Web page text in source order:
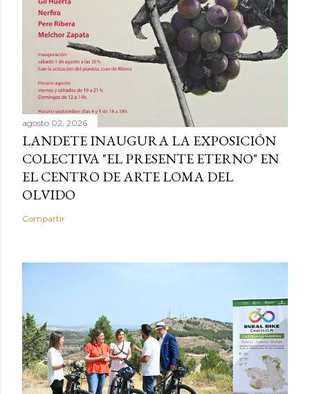
agosto 02, 2026
LANDETE INAUGURA LA EXPOSICIÓN
COLECTIVA "EL PRESENTE ETERNO" EN
EL CENTRO DE ARTE LOMA DEL
OLVIDO
Compartir